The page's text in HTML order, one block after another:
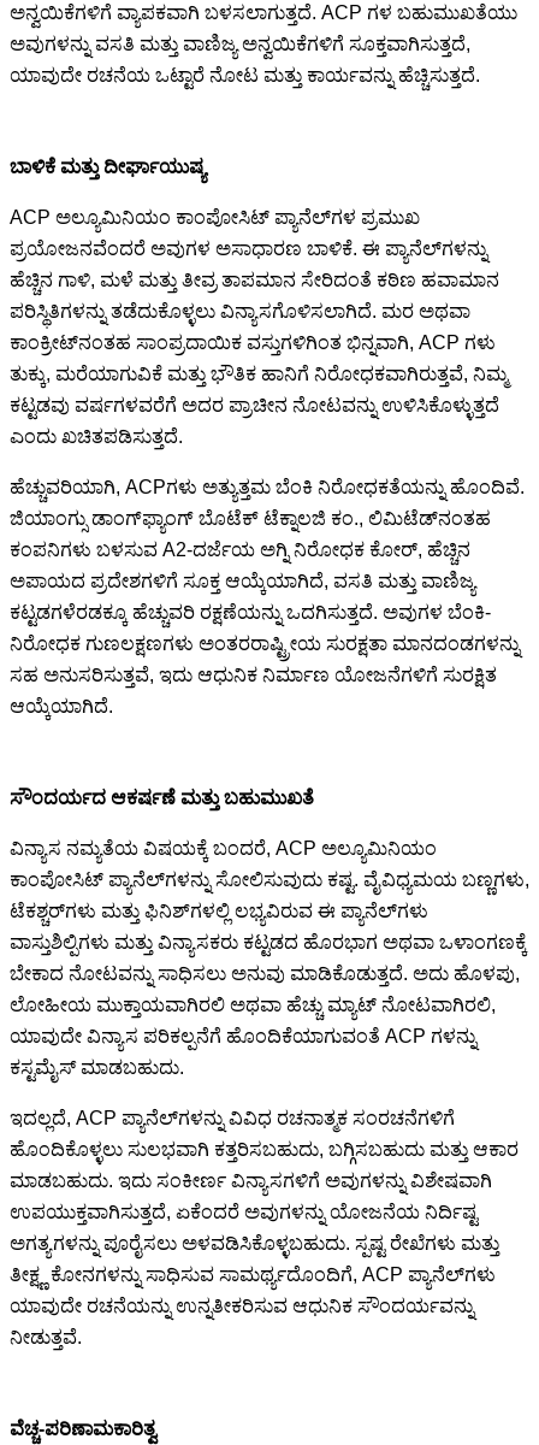
ಅನ್ವಯಿಕೆಗಳಿಗೆ ವ್ಯಾಪಕವಾಗಿ ಬಳಸಲಾಗುತ್ತದೆ. ACP ಗಳ ಬಹುಮುಖತೆಯು
ಅವುಗಳನ್ನು ವಸತಿ ಮತ್ತು ವಾಣಿಜ್ಯ ಅನ್ವಯಿಕೆಗಳಿಗೆ ಸೂಕ್ತವಾಗಿಸುತ್ತದೆ,
ಯಾವುದೇ ರಚನೆಯ ಒಟ್ಟಾರೆ ನೋಟ ಮತ್ತು ಕಾರ್ಯವನ್ನು ಹೆಚ್ಚಿಸುತ್ತದೆ.
ಬಾಳಿಕೆ ಮತ್ತು ದೀರ್ಘಾಯುಷ್ಯ
ACP ಅಲ್ಯೂಮಿನಿಯಂ ಕಾಂಪೋಸಿಟ್ ಪ್ಯಾನೆಲ್‌ಗಳ ಪ್ರಮುಖ
ಪ್ರಯೋಜನವೆಂದರೆ ಅವುಗಳ ಅಸಾಧಾರಣ ಬಾಳಿಕೆ. ಈ ಪ್ಯಾನೆಲ್‌ಗಳನ್ನು
ಹೆಚ್ಚಿನ ಗಾಳಿ, ಮಳೆ ಮತ್ತು ತೀವ್ರ ತಾಪಮಾನ ಸೇರಿದಂತೆ ಕಠಿಣ ಹವಾಮಾನ
ಪರಿಸ್ಥಿತಿಗಳನ್ನು ತಡೆದುಕೊಳ್ಳಲು ವಿನ್ಯಾಸಗೊಳಿಸಲಾಗಿದೆ. ಮರ ಅಥವಾ
ಕಾಂಕ್ರೀಟ್‌ನಂತಹ ಸಾಂಪ್ರದಾಯಿಕ ವಸ್ತುಗಳಿಗಿಂತ ಭಿನ್ನವಾಗಿ, ACP ಗಳು
ತುಕ್ಕು, ಮರೆಯಾಗುವಿಕೆ ಮತ್ತು ಭೌತಿಕ ಹಾನಿಗೆ ನಿರೋಧಕವಾಗಿರುತ್ತವೆ, ನಿಮ್ಮ
ಕಟ್ಟಡವು ವರ್ಷಗಳವರೆಗೆ ಅದರ ಪ್ರಾಚೀನ ನೋಟವನ್ನು ಉಳಿಸಿಕೊಳ್ಳುತ್ತದೆ
ಎಂದು ಖಚಿತಪಡಿಸುತ್ತದೆ.
ಹೆಚ್ಚುವರಿಯಾಗಿ, ACPಗಳು ಅತ್ಯುತ್ತಮ ಬೆಂಕಿ ನಿರೋಧಕತೆಯನ್ನು ಹೊಂದಿವೆ.
ಜಿಯಾಂಗ್ಸು ಡಾಂಗ್‌ಫ್ಯಾಂಗ್ ಬೊಟೆಕ್ ಟೆಕ್ನಾಲಜಿ ಕಂ., ಲಿಮಿಟೆಡ್‌ನಂತಹ
ಕಂಪನಿಗಳು ಬಳಸುವ A2-ದರ್ಜೆಯ ಅಗ್ನಿ ನಿರೋಧಕ ಕೋರ್, ಹೆಚ್ಚಿನ
ಅಪಾಯದ ಪ್ರದೇಶಗಳಿಗೆ ಸೂಕ್ತ ಆಯ್ಕೆಯಾಗಿದೆ, ವಸತಿ ಮತ್ತು ವಾಣಿಜ್ಯ
ಕಟ್ಟಡಗಳೆರಡಕ್ಕೂ ಹೆಚ್ಚುವರಿ ರಕ್ಷಣೆಯನ್ನು ಒದಗಿಸುತ್ತದೆ. ಅವುಗಳ ಬೆಂಕಿ-
ನಿರೋಧಕ ಗುಣಲಕ್ಷಣಗಳು ಅಂತರರಾಷ್ಟ್ರೀಯ ಸುರಕ್ಷತಾ ಮಾನದಂಡಗಳನ್ನು
ಸಹ ಅನುಸರಿಸುತ್ತವೆ, ಇದು ಆಧುನಿಕ ನಿರ್ಮಾಣ ಯೋಜನೆಗಳಿಗೆ ಸುರಕ್ಷಿತ
ಆಯ್ಕೆಯಾಗಿದೆ.
ಸೌಂದರ್ಯದ ಆಕರ್ಷಣೆ ಮತ್ತು ಬಹುಮುಖತೆ
ವಿನ್ಯಾಸ ನಮ್ಯತೆಯ ವಿಷಯಕ್ಕೆ ಬಂದರೆ, ACP ಅಲ್ಯೂಮಿನಿಯಂ
ಕಾಂಪೋಸಿಟ್ ಪ್ಯಾನೆಲ್‌ಗಳನ್ನು ಸೋಲಿಸುವುದು ಕಷ್ಟ. ವೈವಿಧ್ಯಮಯ ಬಣ್ಣಗಳು,
ಟೆಕಶ್ಚರ್‌ಗಳು ಮತ್ತು ಫಿನಿಶ್‌ಗಳಲ್ಲಿ ಲಭ್ಯವಿರುವ ಈ ಪ್ಯಾನೆಲ್‌ಗಳು
ವಾಸ್ತುಶಿಲ್ಪಿಗಳು ಮತ್ತು ವಿನ್ಯಾಸಕರು ಕಟ್ಟಡದ ಹೊರಭಾಗ ಅಥವಾ ಒಳಾಂಗಣಕ್ಕೆ
ಬೇಕಾದ ನೋಟವನ್ನು ಸಾಧಿಸಲು ಅನುವು ಮಾಡಿಕೊಡುತ್ತದೆ. ಅದು ಹೊಳಪು,
ಲೋಹೀಯ ಮುಕ್ತಾಯವಾಗಿರಲಿ ಅಥವಾ ಹೆಚ್ಚು ಮ್ಯಾಟ್ ನೋಟವಾಗಿರಲಿ,
ಯಾವುದೇ ವಿನ್ಯಾಸ ಪರಿಕಲ್ಪನೆಗೆ ಹೊಂದಿಕೆಯಾಗುವಂತೆ ACP ಗಳನ್ನು
ಕಸ್ಟಮೈಸ್ ಮಾಡಬಹುದು.
ಇದಲ್ಲದೆ, ACP ಪ್ಯಾನೆಲ್‌ಗಳನ್ನು ವಿವಿಧ ರಚನಾತ್ಮಕ ಸಂರಚನೆಗಳಿಗೆ
ಹೊಂದಿಕೊಳ್ಳಲು ಸುಲಭವಾಗಿ ಕತ್ತರಿಸಬಹುದು, ಬಗ್ಗಿಸಬಹುದು ಮತ್ತು ಆಕಾರ
ಮಾಡಬಹುದು. ಇದು ಸಂಕೀರ್ಣ ವಿನ್ಯಾಸಗಳಿಗೆ ಅವುಗಳನ್ನು ವಿಶೇಷವಾಗಿ
ಉಪಯುಕ್ತವಾಗಿಸುತ್ತದೆ, ಏಕೆಂದರೆ ಅವುಗಳನ್ನು ಯೋಜನೆಯ ನಿರ್ದಿಷ್ಟ
ಅಗತ್ಯಗಳನ್ನು ಪೂರೈಸಲು ಅಳವಡಿಸಿಕೊಳ್ಳಬಹುದು. ಸ್ಪಷ್ಟ ರೇಖೆಗಳು ಮತ್ತು
ತೀಕ್ಷ್ಣ ಕೋನಗಳನ್ನು ಸಾಧಿಸುವ ಸಾಮರ್ಥ್ಯದೊಂದಿಗೆ, ACP ಪ್ಯಾನೆಲ್‌ಗಳು
ಯಾವುದೇ ರಚನೆಯನ್ನು ಉನ್ನತೀಕರಿಸುವ ಆಧುನಿಕ ಸೌಂದರ್ಯವನ್ನು
ನೀಡುತ್ತವೆ.
ವೆಚ್ಚ-ಪರಿಣಾಮಕಾರಿತ್ವ